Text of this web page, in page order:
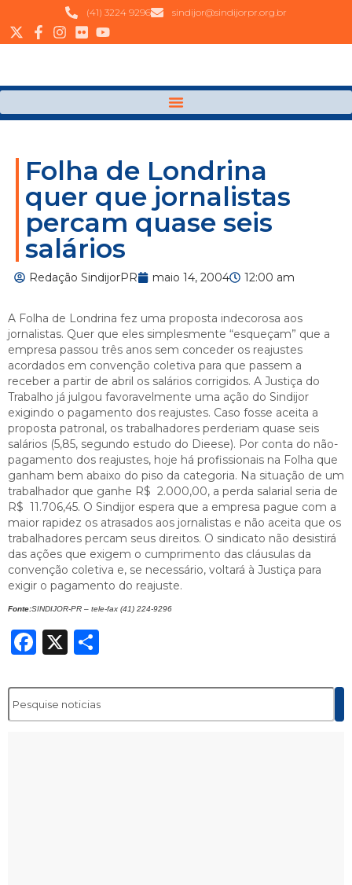
(41) 3224 9296 sindijor@sindijorpr.org.br
Folha de Londrina
quer que jornalistas
percam quase seis
salários
Redação SindijorPR maio 14, 2004 12:00 am
A Folha de Londrina fez uma proposta indecorosa aos
jornalistas. Quer que eles simplesmente “esqueçam” que a
empresa passou três anos sem conceder os reajustes
acordados em convenção coletiva para que passem a
receber a partir de abril os salários corrigidos. A Justiça do
Trabalho já julgou favoravelmente uma ação do Sindijor
exigindo o pagamento dos reajustes. Caso fosse aceita a
proposta patronal, os trabalhadores perderiam quase seis
salários (5,85, segundo estudo do Dieese). Por conta do não-
pagamento dos reajustes, hoje há profissionais na Folha que
ganham bem abaixo do piso da categoria. Na situação de um
trabalhador que ganhe R$ 2.000,00, a perda salarial seria de
R$ 11.706,45. O Sindijor espera que a empresa pague com a
maior rapidez os atrasados aos jornalistas e não aceita que os
trabalhadores percam seus direitos. O sindicato não desistirá
das ações que exigem o cumprimento das cláusulas da
convenção coletiva e, se necessário, voltará à Justiça para
exigir o pagamento do reajuste.
Fonte:SINDIJOR-PR – tele-fax (41) 224-9296
Facebook
X